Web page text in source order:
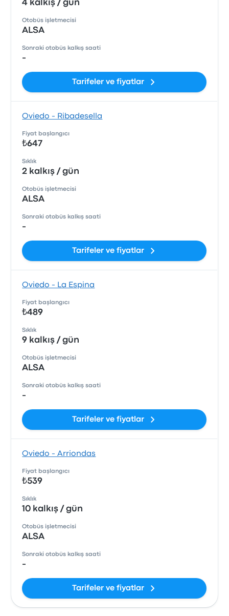
4 kalkış / gün
Otobüs işletmecisi
ALSA
Sonraki otobüs kalkış saati
-
Tarifeler ve fiyatlar
Oviedo - Ribadesella
Fiyat başlangıcı
₺647
Sıklık
2 kalkış / gün
Otobüs işletmecisi
ALSA
Sonraki otobüs kalkış saati
-
Tarifeler ve fiyatlar
Oviedo - La Espina
Fiyat başlangıcı
₺489
Sıklık
9 kalkış / gün
Otobüs işletmecisi
ALSA
Sonraki otobüs kalkış saati
-
Tarifeler ve fiyatlar
Oviedo - Arriondas
Fiyat başlangıcı
₺539
Sıklık
10 kalkış / gün
Otobüs işletmecisi
ALSA
Sonraki otobüs kalkış saati
-
Tarifeler ve fiyatlar